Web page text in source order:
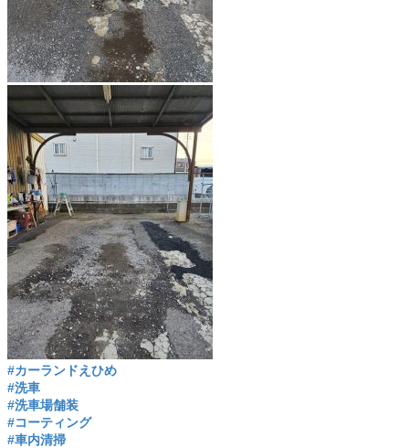
#カーランドえひめ
#洗車
#洗車場舗装
#コーティング
#車内清掃